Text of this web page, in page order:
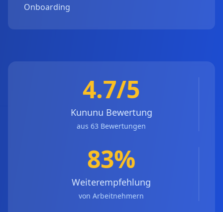
Onboarding
4.7/5
Kununu Bewertung
aus 63 Bewertungen
83%
Weiterempfehlung
von Arbeitnehmern